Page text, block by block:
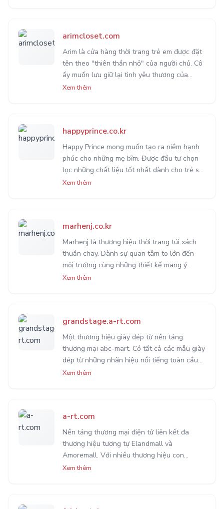
arimcloset.com
Arim là cửa hàng thời trang trẻ em được đặt
tên theo "thiên thần nhỏ" của người chủ. Cô
ấy muốn lưu giữ lại tình yêu thương của
người mẹ qua những bộ quần áo, quà tặng.
Xem thêm
happyprince.co.kr
Happy Prince mong muốn tạo ra niềm hạnh
phúc cho những mẹ bĩm. Được đầu tư chọn
lọc những chất liệu tốt nhất dành cho trẻ sơ
sinh với sự an toàn được ưu tiên hàng đầu
Xem thêm
marhenj.co.kr
Marhenj là thương hiệu thời trang túi xách
thuần chay. Dành sự quan tâm to lớn đến
môi trường cùng những thiết kế mang ý
nghĩa sâu xắc. Đội ngũ chăm sóc khách
Xem thêm
grandstage.a-rt.com
Một thương hiệu giày dép từ nền tảng
thương mại abc-mart. Có tất cả các mẫu giày
dép từ những nhãn hiệu nổi tiếng toàn cầu
như Adidas, Nike, MLB, Puma... và một số
Xem thêm
a-rt.com
Nền tảng thương mại điện tử liên kết đa
thương hiệu tương tự Elandmall và
Amoremall. Với nhiều thương hiệu con
chuyên biệt về các mặt hàng khác nhau
Xem thêm